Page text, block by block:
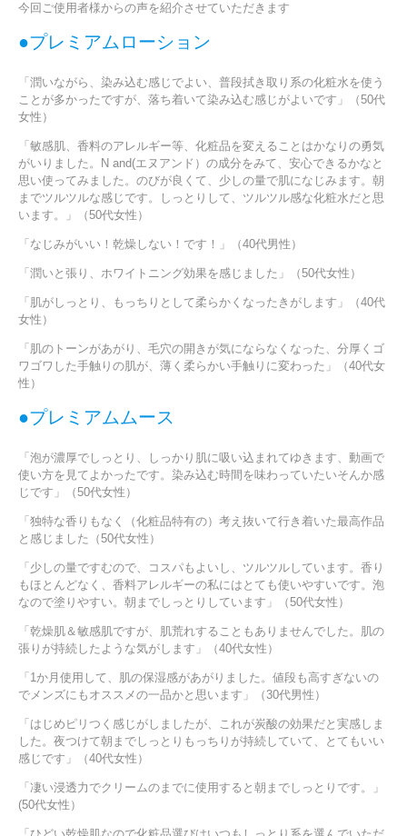
今回ご使用者様からの声を紹介させていただきます
●プレミアムローション
「潤いながら、染み込む感じでよい、普段拭き取り系の化粧水を使う
ことが多かったですが、落ち着いて染み込む感じがよいです」（50代
女性）
「敏感肌、香料のアレルギー等、化粧品を変えることはかなりの勇気
がいりました。N and(エヌアンド）の成分をみて、安心できるかなと
思い使ってみました。のびが良くて、少しの量で肌になじみます。朝
までツルツルな感じです。しっとりして、ツルツル感な化粧水だと思
います。」（50代女性）
「なじみがいい！乾燥しない！です！」（40代男性）
「潤いと張り、ホワイトニング効果を感じました」（50代女性）
「肌がしっとり、もっちりとして柔らかくなったきがします」（40代
女性）
「肌のトーンがあがり、毛穴の開きが気にならなくなった、分厚くゴ
ワゴワした手触りの肌が、薄く柔らかい手触りに変わった」（40代女
性）
●プレミアムムース
「泡が濃厚でしっとり、しっかり肌に吸い込まれてゆきます、動画で
使い方を見てよかったです。染み込む時間を味わっていたいそんか感
じです」（50代女性）
「独特な香りもなく（化粧品特有の）考え抜いて行き着いた最高作品
と感じました（50代女性）
「少しの量ですむので、コスパもよいし、ツルツルしています。香り
もほとんどなく、香料アレルギーの私にはとても使いやすいです。泡
なので塗りやすい。朝までしっとりしています」（50代女性）
「乾燥肌＆敏感肌ですが、肌荒れすることもありませんでした。肌の
張りが持続したような気がします」（40代女性）
「1か月使用して、肌の保湿感があがりました。値段も高すぎないの
でメンズにもオススメの一品かと思います」（30代男性）
「はじめピリつく感じがしましたが、これが炭酸の効果だと実感しま
した。夜つけて朝までしっとりもっちりが持続していて、とてもいい
感じです」（40代女性）
「凄い浸透力でクリームのまでに使用すると朝までしっとりです。」
(50代女性）